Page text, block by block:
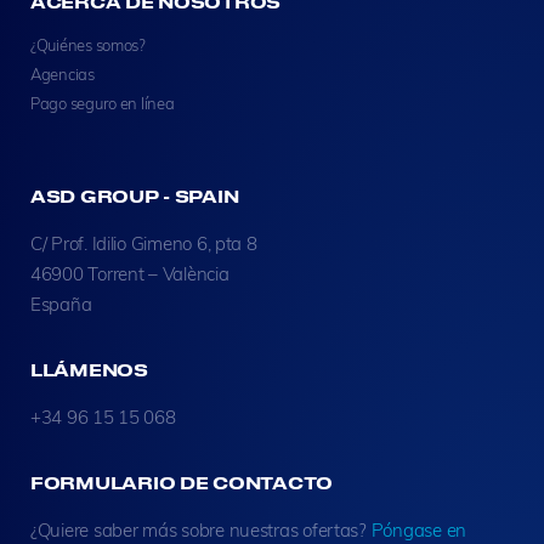
¿Quiénes somos?
Agencias
Pago seguro en línea
ASD GROUP - SPAIN
C/ Prof. Idilio Gimeno 6, pta 8
46900 Torrent – València
España
LLÁMENOS
+34 96 15 15 068
FORMULARIO DE CONTACTO
¿Quiere saber más sobre nuestras ofertas? Póngase en